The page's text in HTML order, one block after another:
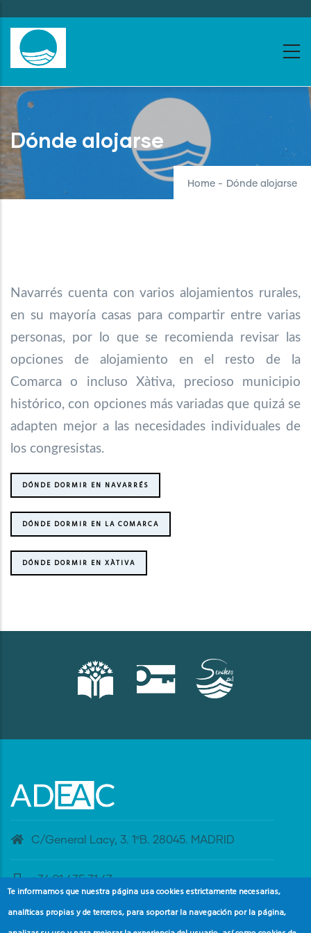
to
main
content
Dónde alojarse
Home - Dónde alojarse
Navarrés cuenta con varios alojamientos rurales,
en su mayoría casas para compartir entre varias
personas, por lo que se recomienda revisar las
opciones de alojamiento en el resto de la
Comarca o incluso Xàtiva, precioso municipio
histórico, con opciones más variadas que quizá se
adapten mejor a las necesidades individuales de
los congresistas.
DÓNDE DORMIR EN NAVARRÉS
DÓNDE DORMIR EN LA COMARCA
DÓNDE DORMIR EN XÀTIVA
C/General Lacy, 3. 1ºB. 28045. MADRID
+34 91 435 31 47
banderaazul@adeac.es
Te informamos que nuestra página usa cookies estrictamente necesarias,
analíticas propias y de terceros, para soportar la navegación por la página,